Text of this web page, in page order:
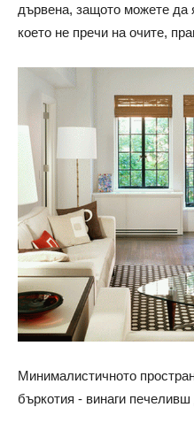
дървена, защото можете да
което не пречи на очите,
Минималистичното
бъркотия - винаги печеливш